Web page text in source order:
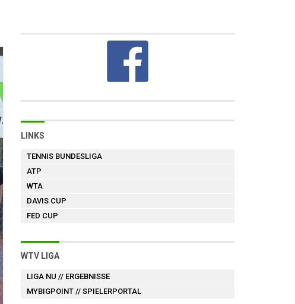
LINKS
TENNIS BUNDESLIGA
ATP
WTA
DAVIS CUP
FED CUP
WTV LIGA
LIGA NU // ERGEBNISSE
MYBIGPOINT // SPIELERPORTAL